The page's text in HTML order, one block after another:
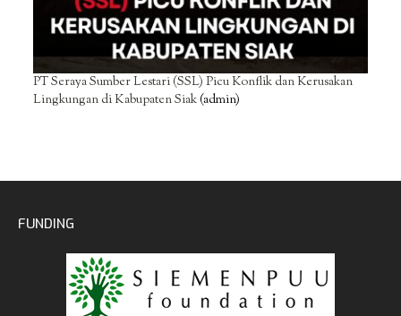
PT Seraya Sumber Lestari (SSL) Picu Konflik dan Kerusakan
Lingkungan di Kabupaten Siak(admin)
FUNDING